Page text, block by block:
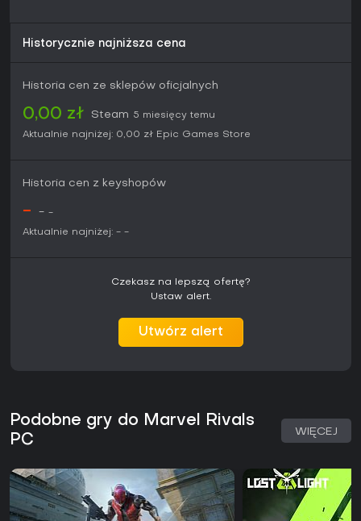
Historycznie najniższa cena
Historia cen ze sklepów oficjalnych
0,00 zł Steam 5 miesięcy temu
Aktualnie najniżej: 0,00 zł Epic Games Store
Historia cen z keyshopów
- - -
Aktualnie najniżej: - -
Czekasz na lepszą ofertę?
Ustaw alert.
Utwórz alert
Podobne gry do Marvel Rivals
PC
WIĘCEJ